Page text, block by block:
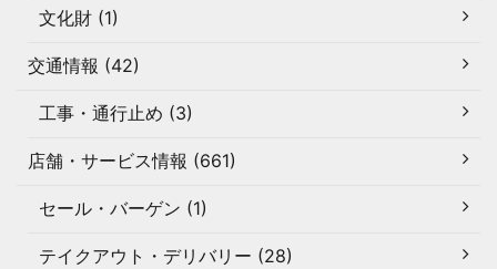
文化財 (1)
交通情報 (42)
工事・通行止め (3)
店舗・サービス情報 (661)
セール・バーゲン (1)
テイクアウト・デリバリー (28)